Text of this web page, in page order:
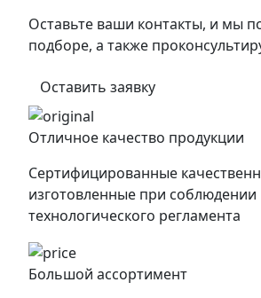
Оставьте ваши контакты, и мы
подборе, а также
Оставить заявку
Отличное качество продукции
Сертифицированные
изготовленные при соблюдении
технологического регламента
Большой ассортимент